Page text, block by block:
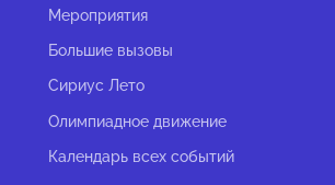
Мероприятия
Большие вызовы
Сириус Лето
Олимпиадное движение
Календарь всех событий